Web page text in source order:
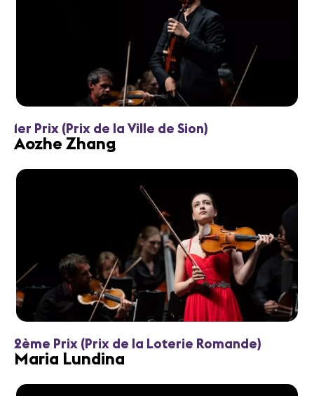
1er Prix (Prix de la Ville de Sion)
Aozhe Zhang
2ème Prix (Prix de la Loterie Romande)
Maria Lundina